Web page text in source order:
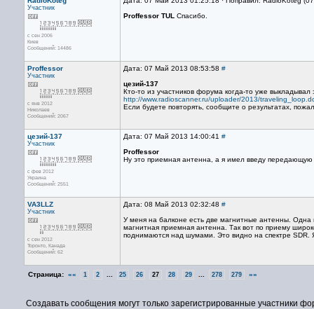
Участник
с сен 2006
Киев
Сообщений: 14486
Proffessor TUL Спасибо.
Proffessor
Участник
с янв 2012
Николаев
Сообщений: 2067
Дата: 07 Май 2013 08:53:58 #
цезий-137
Кто-то из участников форума когда-то уже
http://www.radioscanner.ru/uploader/2013/
Если будете повторять, сообщите о результатах,
цезий-137
Участник
с фев 2012
Украина
Сообщений: 2551
Дата: 07 Май 2013 14:00:41 #
Proffessor
Ну это приемная антенна, а я имел введу передающую
VA3LLZ
Участник
с сен 2012
Торонто, Канада
Сообщений: 62
Дата: 08 Май 2013 02:32:48 #
У меня на балконе есть две магнитные антенны.
магнитная приемная антенна. Так вот по приему
поднимаются над шумами. Это видно на спектре
Страница: «« 1 2 25 26 27 28 29 278 279 »»
Создавать сообщения могут только зарегистрированные участники